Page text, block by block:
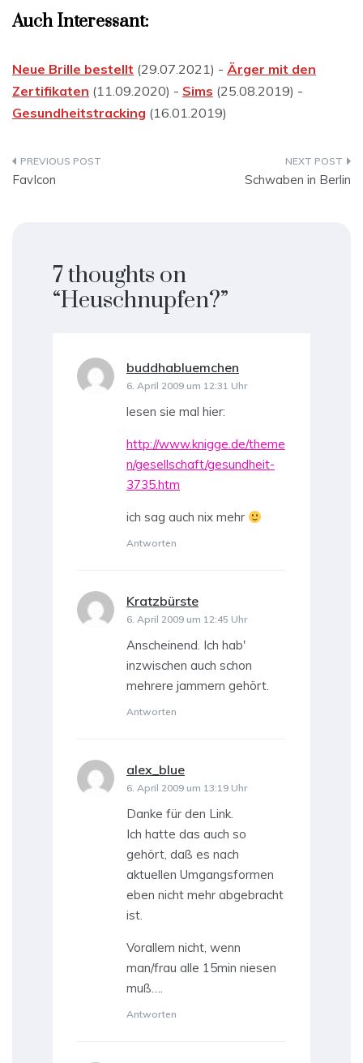
Auch Interessant:
Neue Brille bestellt (29.07.2021) - Ärger mit den
Zertifikaten (11.09.2020) - Sims (25.08.2019) -
Gesundheitstracking (16.01.2019)
Beitragsnavigation
FavIcon Schwaben in Berlin
7 thoughts on
“Heuschnupfen?”
buddhabluemchen
6. April 2009 um 12:31 Uhr
lesen sie mal hier:
http://www.knigge.de/theme
n/gesellschaft/gesundheit-
3735.htm
ich sag auch nix mehr
Antworten
Kratzbürste
6. April 2009 um 12:45 Uhr
Anscheinend. Ich hab'
inzwischen auch schon
mehrere jammern gehört.
Antworten
alex_blue
6. April 2009 um 13:19 Uhr
Danke für den Link.
Ich hatte das auch so
gehört, daß es nach
aktuellen Umgangsformen
eben nicht mehr abgebracht
ist.
Vorallem nicht, wenn
man/frau alle 15min niesen
muß….
Antworten